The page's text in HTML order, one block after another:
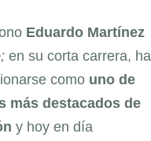
Eduardo Martínez
en su corta carrera, ha
como uno de
más destacados de
y hoy en día